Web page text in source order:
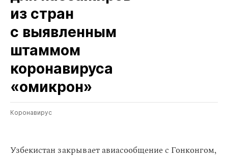
из стран
с выявленным
штаммом
коронавируса
«омикрон»
Коронавирус
Узбекистан закрывает авиасообщение с Гонконгом,